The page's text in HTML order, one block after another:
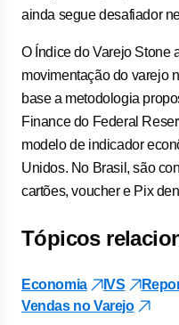
ainda segue desafiador
O Índice do Varejo Stone
movimentação do varejo
base a metodologia
Finance do Federal
modelo de indicador
Unidos. No Brasil, são
cartões, voucher e Pix
Tópicos
Economia IVS
Vendas no Varejo